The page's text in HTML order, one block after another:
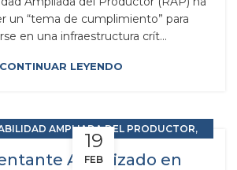
un “tema de cumplimiento” para
en una infraestructura crít...
CONTINUAR LEYENDO
19
FEB
AMPLIADA DEL PRODUCTOR,
Autorizado en